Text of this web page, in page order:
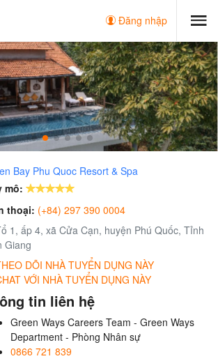
Đăng nhập
Bay Phu Quoc Resort & Spa
mô:
thoại: (+84) 297 390 0004
1, ấp 4, xã Cửa Cạn, huyện Phú Quốc, Tỉnh
Giang
DÕI NHÀ TUYỂN DỤNG NÀY
VỚI NHÀ TUYỂN DỤNG NÀY
tin liên hệ
Green Ways Careers Team - Green Ways
Department - Phòng Nhân sự
0866 721 839